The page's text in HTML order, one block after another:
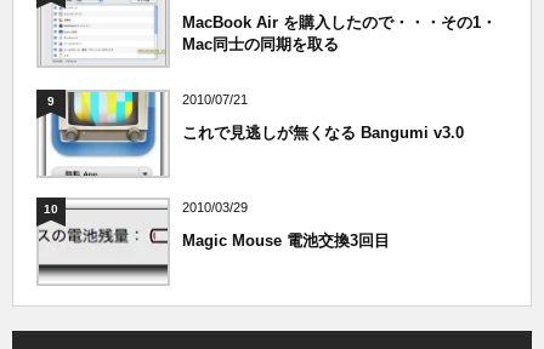
MacBook Air を購入したので・・・その1・
Mac同士の同期を取る
9 2010/07/21
これで見逃しが無くなる Bangumi v3.0
10 2010/03/29
Magic Mouse 電池交換3回目